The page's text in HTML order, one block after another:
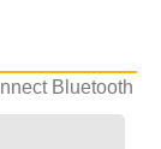
Bluetooth